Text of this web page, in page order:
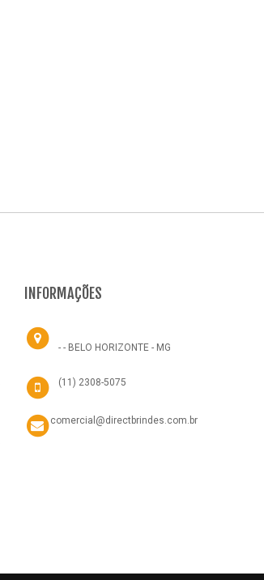
INFORMAÇÕES
- - BELO HORIZONTE - MG
(11) 2308-5075
comercial@directbrindes.com.br